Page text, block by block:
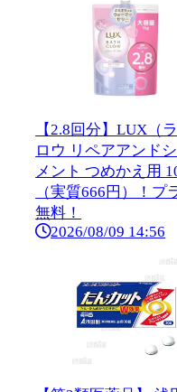
【2.8回分】LUX（
ロウ リペアアンド
メント つめかえ用
（実質666円）！
無料！
2026/08/09 14:56